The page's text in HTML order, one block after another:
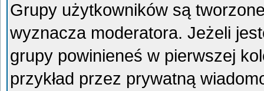
Grupy użytkowników są
wyznacza moderatora. Jeżeli
grupy powinieneś w pierwszej
przykład przez prywatną